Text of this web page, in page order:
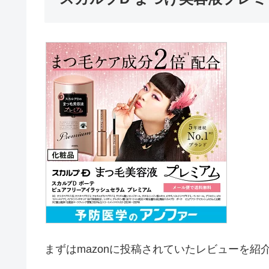
まずはmazonに投稿されていたレビューを紹